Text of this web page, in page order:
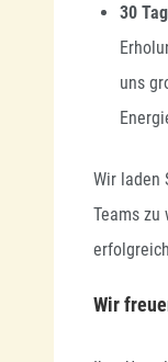
30
uns
Wir laden
Teams zu
Wir